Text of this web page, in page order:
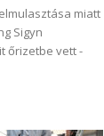
miatt
Sigyn
őrizetbe vett -